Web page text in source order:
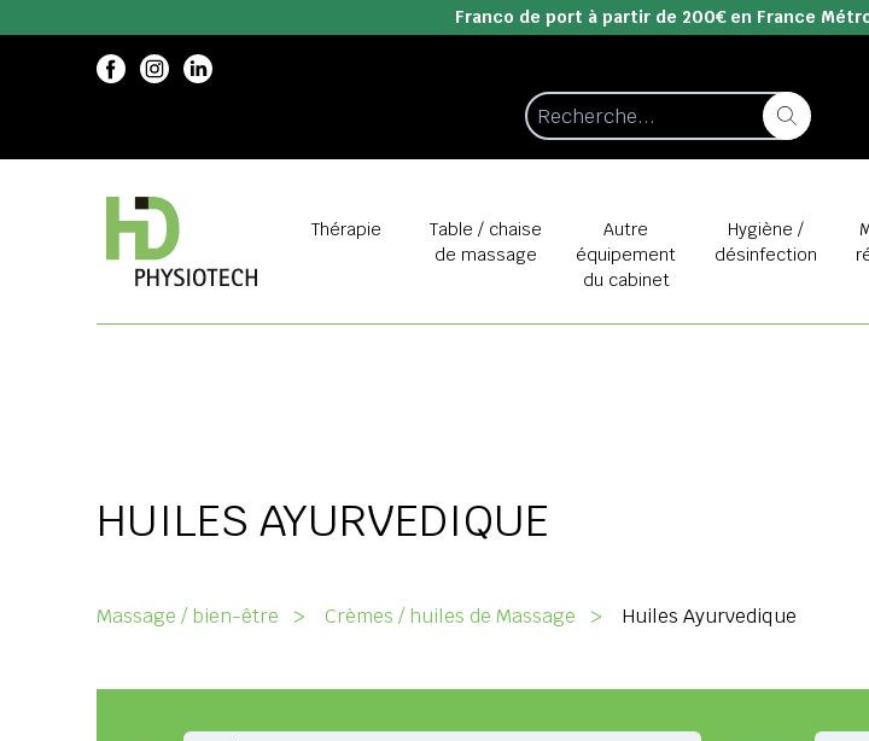
Franco de port à partir de 200€ en France
Thérapie
Table / chaise
de massage
Autre
équipement
du cabinet
Hygiène /
désinfection
HUILES AYURVEDIQUE
Massage / bien-être > Crèmes / huiles de Massage > Huiles Ayurvedique